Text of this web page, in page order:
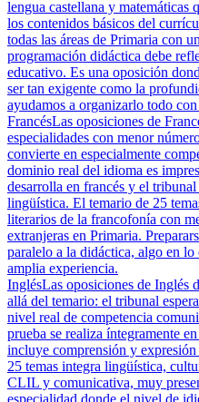
lengua castellana y
los contenidos básicos del
todas las áreas de Primaria con
programación didáctica debe
educativo. Es una oposición
ser tan exigente como la
ayudamos a organizarlo todo
FrancésLas oposiciones de
especialidades con menor
convierte en especialmente
dominio real del idioma es
desarrolla en francés y el
lingüística. El temario de 25
literarios de la francofonía con
extranjeras en Primaria.
paralelo a la didáctica, algo en
amplia experiencia.
InglésLas oposiciones de Inglés
allá del temario: el tribunal
nivel real de competencia
prueba se realiza íntegramente
incluye comprensión y
25 temas integra lingüística,
CLIL y comunicativa, muy
especialidad donde el nivel de